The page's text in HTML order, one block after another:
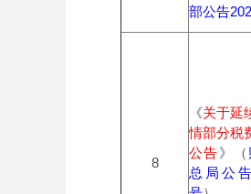
部公告
8
《关于延
情部分税
公告》（
总局公